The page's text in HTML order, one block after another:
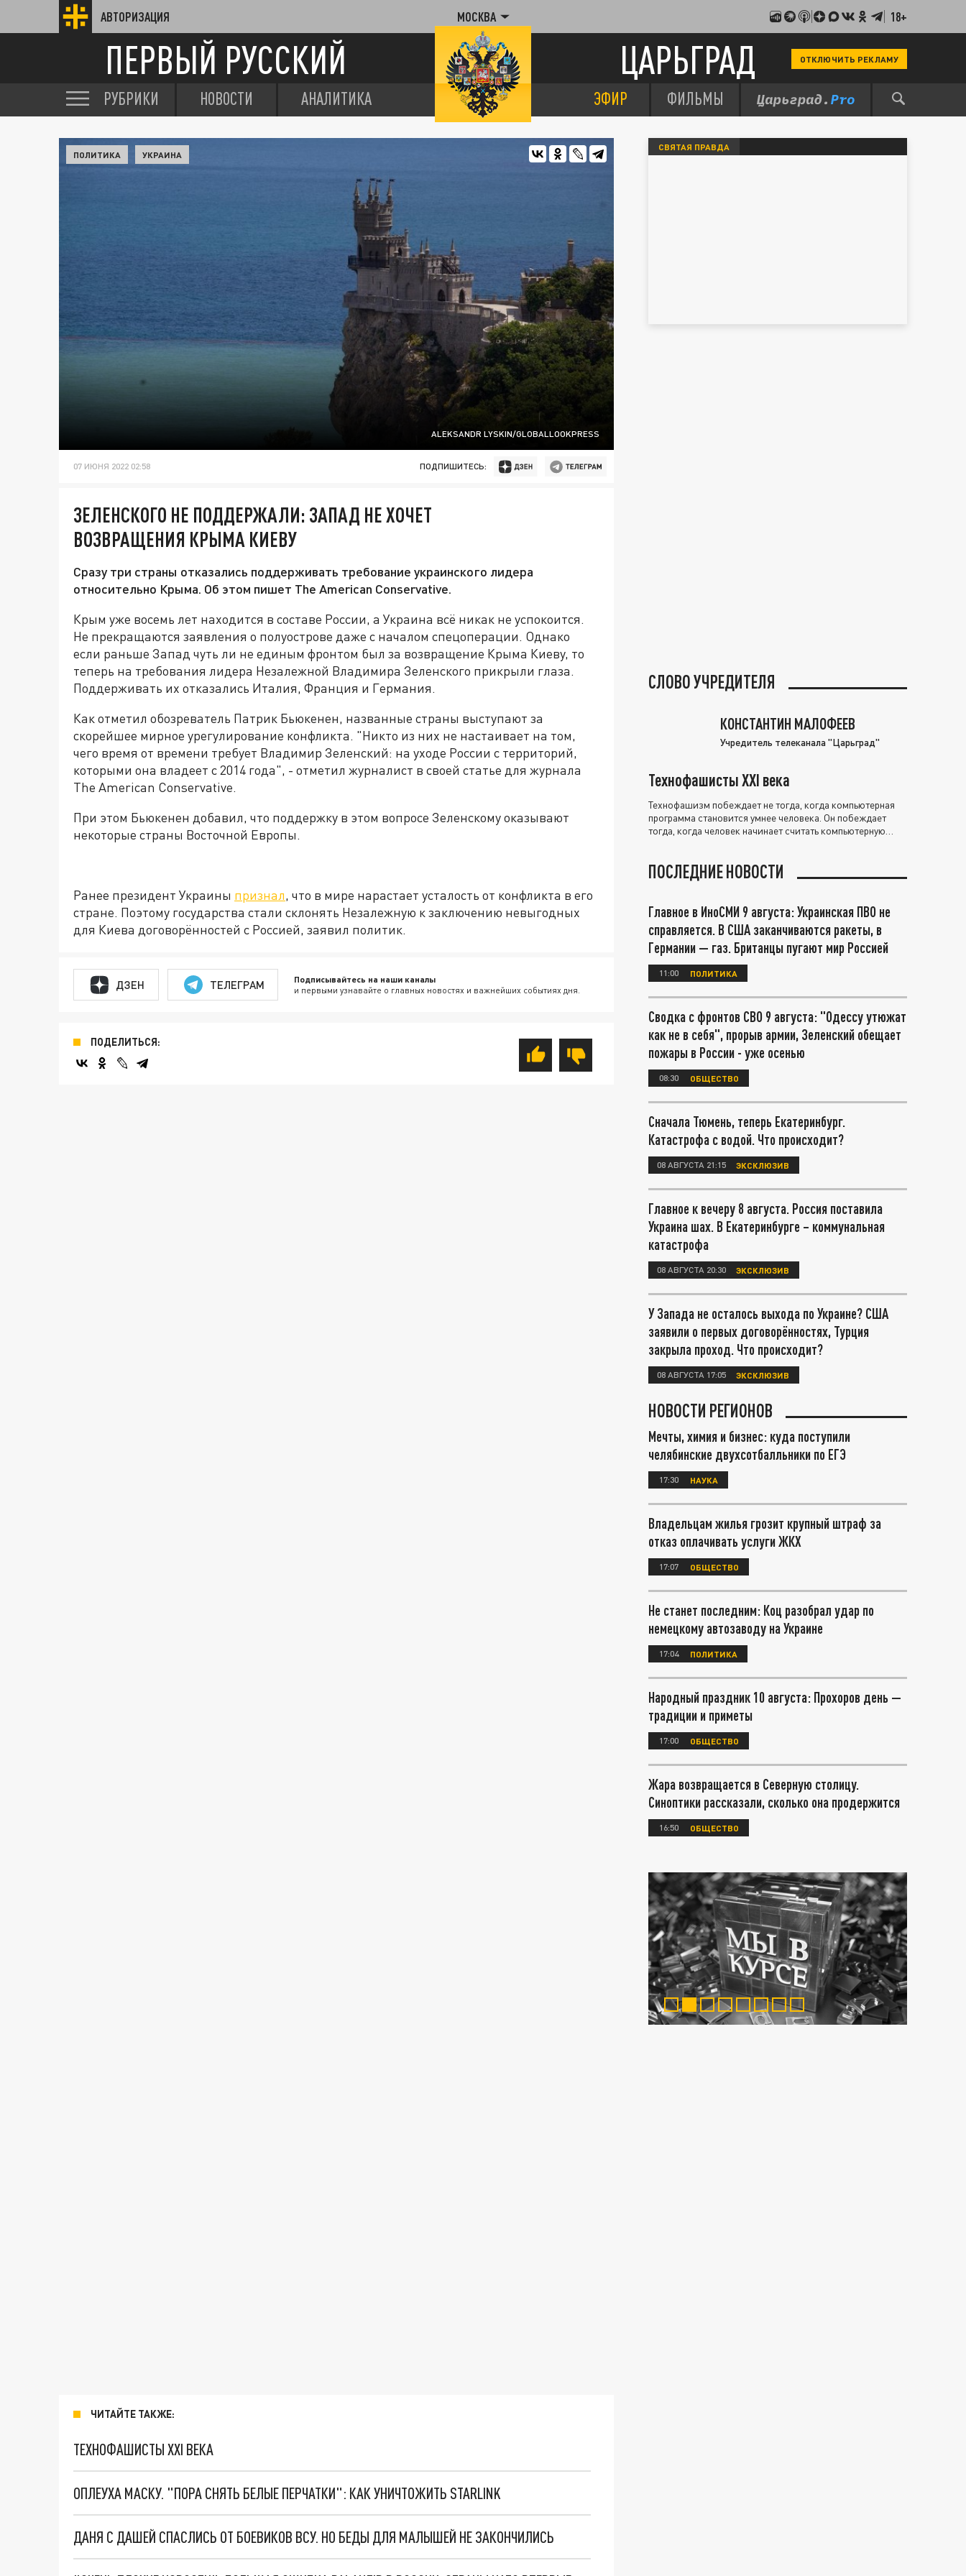
АВТОРИЗАЦИЯ МОСКВА 18+
ПЕРВЫЙ РУССКИЙ ЦАРЬГРАД ОТКЛЮЧИТЬ РЕКЛАМУ
РУБРИКИ НОВОСТИ АНАЛИТИКА ЭФИР ФИЛЬМЫ
ALEKSANDR LYSKIN/GLOBALLOOKPRESS
ПОЛИТИКА УКРАИНА
07 ИЮНЯ 2022 02:58 ПОДПИШИТЕСЬ:
ЗЕЛЕНСКОГО НЕ ПОДДЕРЖАЛИ: ЗАПАД НЕ ХОЧЕТ
ВОЗВРАЩЕНИЯ КРЫМА КИЕВУ
Сразу три страны отказались поддерживать требование украинского лидера
относительно Крыма. Об этом пишет The American Conservative.
Крым уже восемь лет находится в составе России, а Украина всё никак не успокоится.
Не прекращаются заявления о полуострове даже с началом спецоперации. Однако
если раньше Запад чуть ли не единым фронтом был за возвращение Крыма Киеву, то
теперь на требования лидера Незалежной Владимира Зеленского прикрыли глаза.
Поддерживать их отказались Италия, Франция и Германия.
Как отметил обозреватель Патрик Бьюкенен, названные страны выступают за
скорейшее мирное урегулирование конфликта. "Никто из них не настаивает на том,
чего время от времени требует Владимир Зеленский: на уходе России с территорий,
которыми она владеет с 2014 года", - отметил журналист в своей статье для журнала
The American Conservative.
При этом Бьюкенен добавил, что поддержку в этом вопросе Зеленскому оказывают
некоторые страны Восточной Европы.
Ранее президент Украины признал, что в мире нарастает усталость от конфликта в его
стране. Поэтому государства стали склонять Незалежную к заключению невыгодных
для Киева договорённостей с Россией, заявил политик.
ДЗЕН ТЕЛЕГРАМ Подписывайтесь на наши каналы
и первыми узнавайте о главных новостях и важнейших событиях дня.
ПОДЕЛИТЬСЯ:
ЧИТАЙТЕ ТАКЖЕ:
ТЕХНОФАШИСТЫ XXI ВЕКА
ОПЛЕУХА МАСКУ. "ПОРА СНЯТЬ БЕЛЫЕ ПЕРЧАТКИ": КАК УНИЧТОЖИТЬ STARLINK
ДАНЯ С ДАШЕЙ СПАСЛИСЬ ОТ БОЕВИКОВ ВСУ. НО БЕДЫ ДЛЯ МАЛЫШЕЙ НЕ ЗАКОНЧИЛИСЬ
СВЯТАЯ ПРАВДА
СЛОВО УЧРЕДИТЕЛЯ
КОНСТАНТИН МАЛОФЕЕВ
Учредитель телеканала "Царьград"
Технофашисты XXI века
Технофашизм побеждает не тогда, когда компьютерная
программа становится умнее человека. Он побеждает
тогда, когда человек начинает считать компьютерную
ПОСЛЕДНИЕ НОВОСТИ
Главное в ИноСМИ 9 августа: Украинская ПВО не
справляется. В США заканчиваются ракеты, в
Германии — газ. Британцы пугают мир Россией
11:00 ПОЛИТИКА
Сводка с фронтов СВО 9 августа: "Одессу утюжат
как не в себя", прорыв армии, Зеленский обещает
пожары в России - уже осенью
08:30 ОБЩЕСТВО
Сначала Тюмень, теперь Екатеринбург.
Катастрофа с водой. Что происходит?
08 АВГУСТА 21:15 ЭКСКЛЮЗИВ
Главное к вечеру 8 августа. Россия поставила
Украина шах. В Екатеринбурге – коммунальная
катастрофа
08 АВГУСТА 20:30 ЭКСКЛЮЗИВ
У Запада не осталось выхода по Украине? США
заявили о первых договорённостях, Турция
закрыла проход. Что происходит?
08 АВГУСТА 17:05 ЭКСКЛЮЗИВ
НОВОСТИ РЕГИОНОВ
Мечты, химия и бизнес: куда поступили
челябинские двухсотбалльники по ЕГЭ
17:30 НАУКА
Владельцам жилья грозит крупный штраф за
отказ оплачивать услуги ЖКХ
17:07 ОБЩЕСТВО
Не станет последним: Коц разобрал удар по
немецкому автозаводу на Украине
17:04 ПОЛИТИКА
Народный праздник 10 августа: Прохоров день —
традиции и приметы
17:00 ОБЩЕСТВО
Жара возвращается в Северную столицу.
Синоптики рассказали, сколько она продержится
16:50 ОБЩЕСТВО